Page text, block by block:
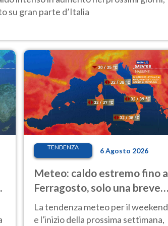
su gran parte d’Italia
TENDENZA 6 Agosto 2026
Meteo: caldo estremo fino a
Ferragosto, solo una breve
pausa. Ecco dove
La tendenza meteo per il weekend
e l'inizio della prossima settimana,